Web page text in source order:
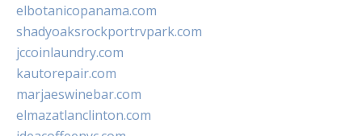
elbotanicopanama.com
shadyoaksrockportrvpark.com
jccoinlaundry.com
kautorepair.com
marjaeswinebar.com
elmazatlanclinton.com